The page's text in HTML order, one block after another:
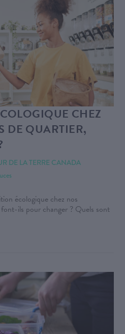
CHEZ
DE QUARTIER,
DE LA TERRE CANADA
écologique chez nos
ils pour changer ? Quels sont